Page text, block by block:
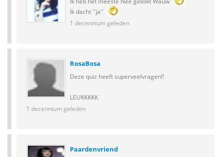
Ik dacht ''ja''
1 decennium geleden
RosaBosa
Deze quiz heeft superveelvragen!!
LEUKKKKK
1 decennium geleden
Paardenvriend